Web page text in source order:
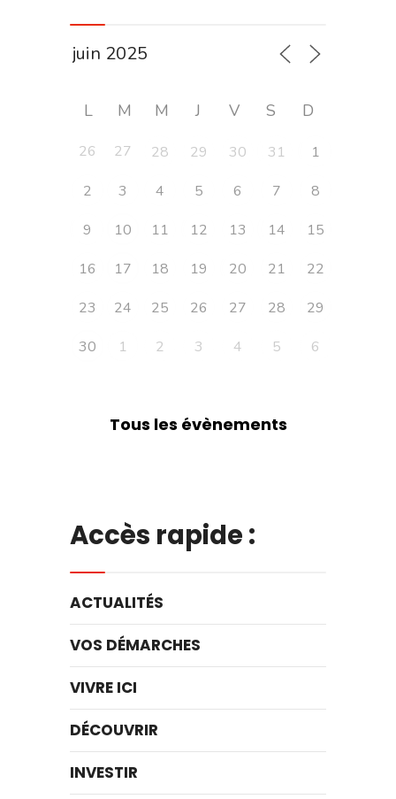
L M M J V S D
26 27 28 29 30 31
1
2
3 4 5 6 7
8
9
10 11 12 13 14
15
16
17 18 19 20 21
22
23
24 25 26 27 28
29
30
1 2 3 4 5 6
Tous les évènements
Accès rapide :
ACTUALITÉS
VOS DÉMARCHES
VIVRE ICI
DÉCOUVRIR
INVESTIR